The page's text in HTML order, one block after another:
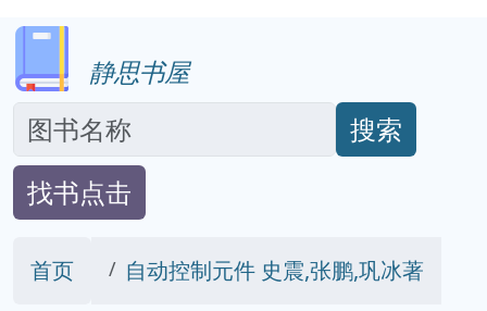
静思书屋
搜索
找书点击
首页 自动控制元件 史震,张鹏,巩冰著